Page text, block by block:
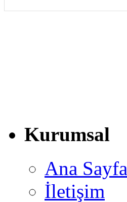
Kurumsal
Ana Sayfa
İletişim